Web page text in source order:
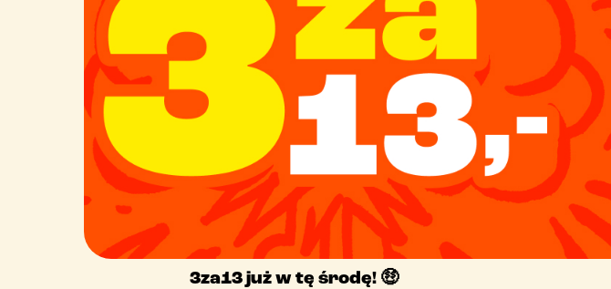
o nas
praca
kontakt
Pobierz PasiAppkę!
3za13 już w tę środę! 🤑